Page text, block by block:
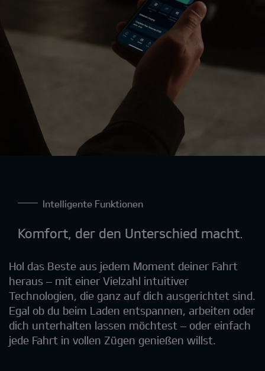
Intelligente Funktionen
Komfort, der den Unterschied macht
Hol das Beste aus jedem Moment deiner Fahrt
heraus – mit einer Vielzahl intuitiver
Technologien, die ganz auf dich ausgerichtet sind.
Egal ob du beim Laden entspannen, arbeiten oder
dich unterhalten lassen möchtest – oder einfach
jede Fahrt in vollen Zügen genießen willst.